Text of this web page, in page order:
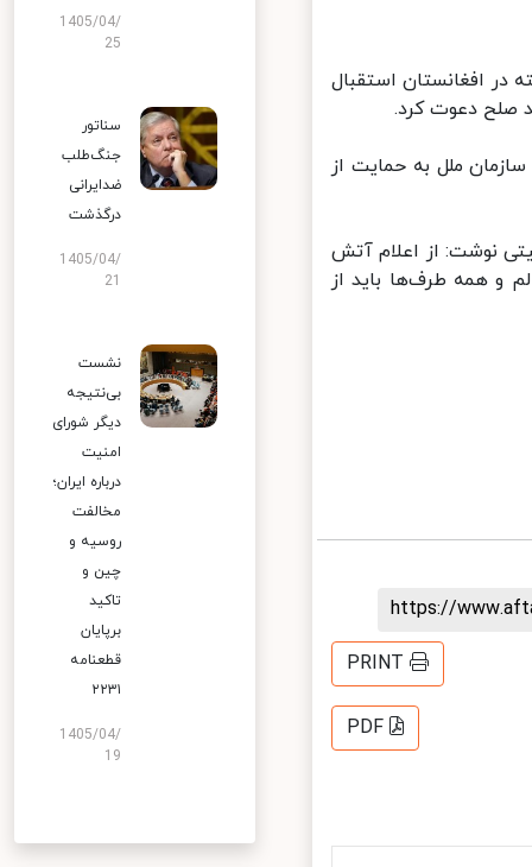
دبیرکل سازمان ملل در پیامی از آتش بس ۷۲ ساعته در افغانستان استقبال
صلح دعوت کرد.
ملل به حمایت از
نوشت: از اعلام آتش
همه طرف‌ها باید از
https://
PRINT
PDF
1405/04/
25
سناتور
جنگ‌طلب
ضدایرانی
درگذشت
1405/04/
نشست
بی‌نتیجه
دیگر شورای
امنیت
درباره ایران؛
مخالفت
روسیه و
چین و
تاکید
برپایان
قطعنامه
۲۲۳۱
1405/04/
19